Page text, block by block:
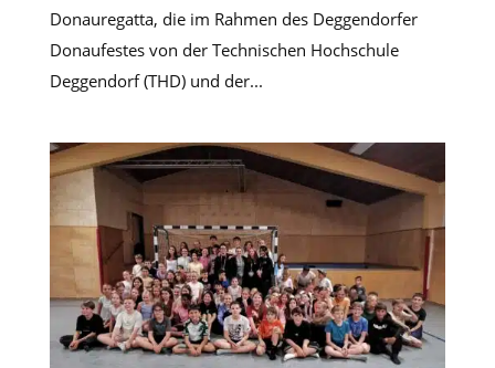
Donauregatta, die im Rahmen des Deggendorfer
Donaufestes von der Technischen Hochschule
Deggendorf (THD) und der...